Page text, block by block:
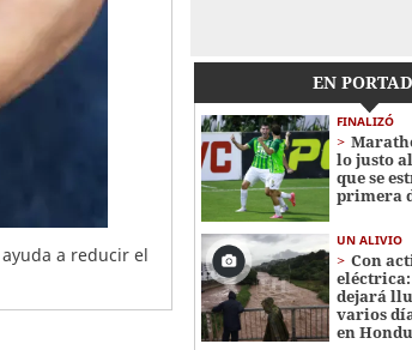
a reducir el
EN
FINALIZÓ
lo justo
que se
primera
UN ALIVIO
Con
dejará
varios
en